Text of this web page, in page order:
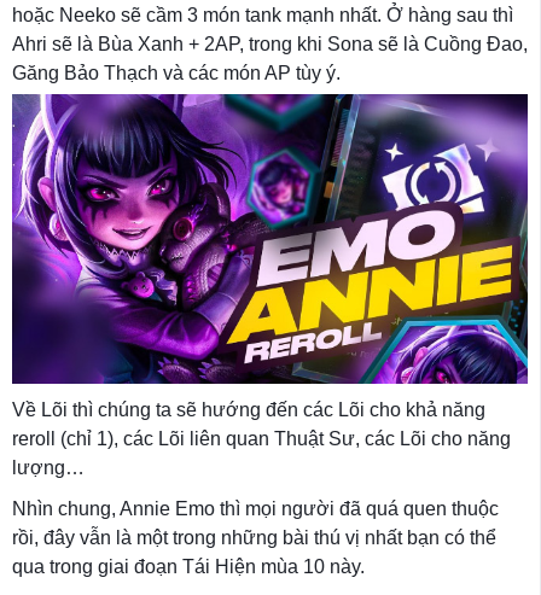
hoặc Neeko sẽ cầm 3 món tank mạnh nhất. Ở hàng sau thì
Ahri sẽ là Bùa Xanh + 2AP, trong khi Sona sẽ là Cuồng Đao,
Găng Bảo Thạch và các món AP tùy ý.
Về Lõi thì chúng ta sẽ hướng đến các Lõi cho khả năng
reroll (chỉ 1), các Lõi liên quan Thuật Sư, các Lõi cho năng
lượng…
Nhìn chung, Annie Emo thì mọi người đã quá quen thuộc
rồi, đây vẫn là một trong những bài thú vị nhất bạn có thể
qua trong giai đoạn Tái Hiện mùa 10 này.